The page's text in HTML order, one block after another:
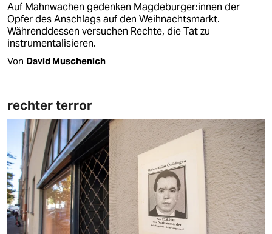
Auf Mahnwachen gedenken Mag­de­bur­ge­r:innen der
Opfer des Anschlags auf den Weihnachtsmarkt.
Währenddessen versuchen Rechte, die Tat zu
instrumentalisieren.
Von David Muschenich
rechter terror